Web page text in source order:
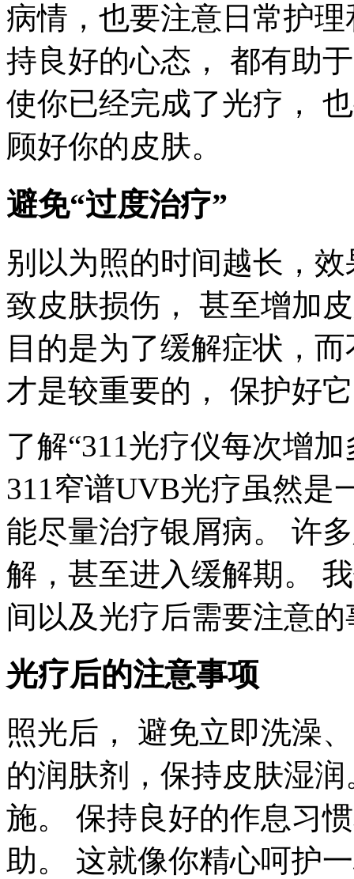
病情，也要注意日常护
持良好的心态， 都有助
使你已经完成了光疗，
顾好你的皮肤。
避免“过度治疗”
别以为照的时间越长，
致皮肤损伤， 甚至增加
目的是为了缓解症状，
才是较重要的， 保护好
了解“311光疗仪每次增
311窄谱UVB光疗虽然是
能尽量治疗银屑病。 许
解，甚至进入缓解期。
间以及光疗后需要注意的
光疗后的注意事项
照光后， 避免立即洗澡
的润肤剂，保持皮肤湿
施。 保持良好的作息习
助。 这就像你精心呵护